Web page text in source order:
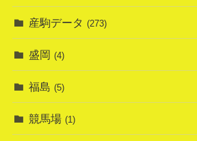
産駒データ (273)
盛岡 (4)
福島 (5)
競馬場 (1)